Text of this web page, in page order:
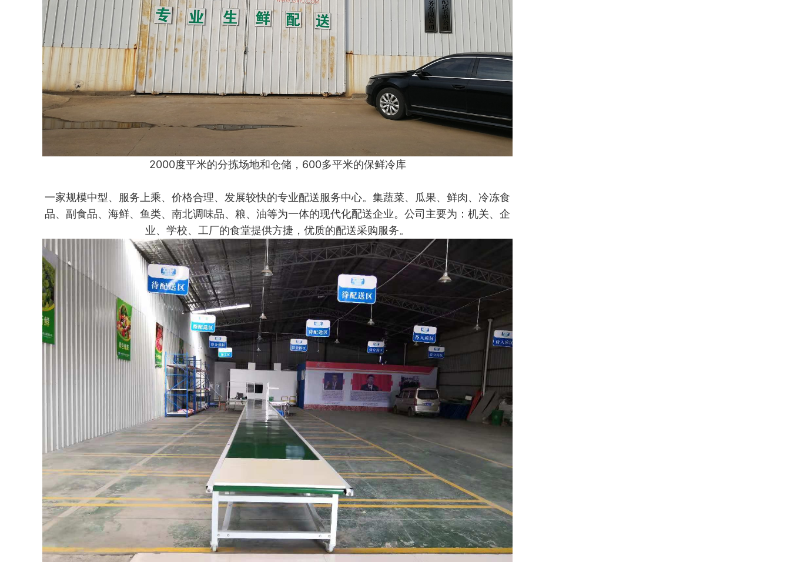
2000度平米的分拣场地和仓储，600多平米的保鲜冷库
一家规模中型、服务上乘、价格合理、发展较快的专业配送服务中心。集蔬菜、瓜果、鲜肉、冷冻食
品、副食品、海鲜、鱼类、南北调味品、粮、油等为一体的现代化配送企业。公司主要为：机关、企
业、学校、工厂的食堂提供方捷，优质的配送采购服务。